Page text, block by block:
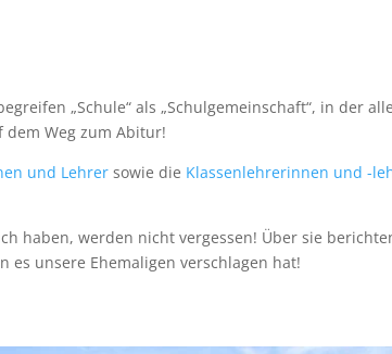
„Schule“ als „Schulgemeinschaft“, in der alle
dem Weg zum Abitur!
und Lehrer sowie die Klassenlehrerinnen und -
haben, werden nicht vergessen! Über sie
unsere Ehemaligen verschlagen hat!